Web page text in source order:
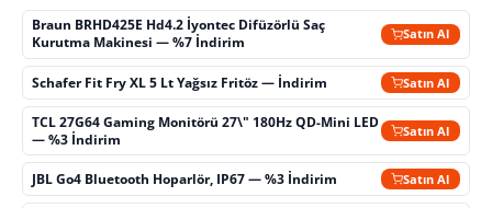
Braun BRHD425E Hd4.2 İyontec Difüzörlü Saç
Kurutma Makinesi — %7 İndirim
Satın Al
Schafer Fit Fry XL 5 Lt Yağsız Fritöz — İndirim Satın Al
TCL 27G64 Gaming Monitörü 27\" 180Hz QD-Mini LED
— %3 İndirim
Satın Al
JBL Go4 Bluetooth Hoparlör, IP67 — %3 İndirim Satın Al